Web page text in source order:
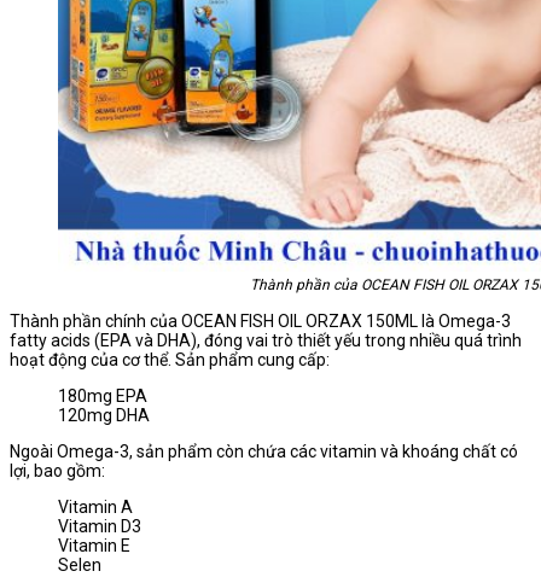
Thành phần của OCEAN FISH OIL ORZAX
Thành phần chính của OCEAN FISH OIL ORZAX 150ML là Omega-3
fatty acids (EPA và DHA), đóng vai trò thiết yếu trong nhiều quá trình
hoạt động của cơ thể. Sản phẩm cung cấp:
180mg EPA
120mg DHA
Ngoài Omega-3, sản phẩm còn chứa các vitamin và khoáng chất có
lợi, bao gồm:
Vitamin A
Vitamin D3
Vitamin E
Selen